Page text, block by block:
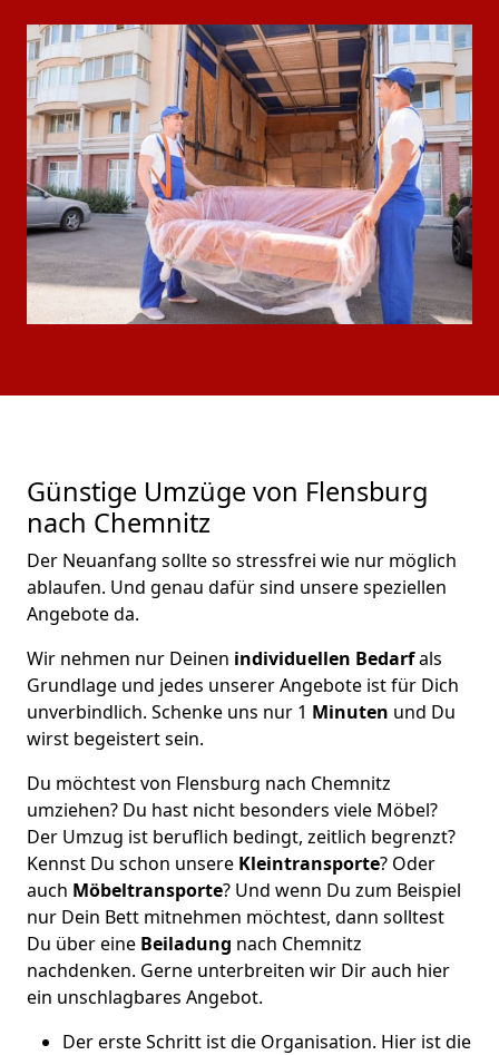
Günstige Umzüge von Flensburg
nach Chemnitz
Der Neuanfang sollte so stressfrei wie nur möglich
ablaufen. Und genau dafür sind unsere speziellen
Angebote da.
Wir nehmen nur Deinen individuellen Bedarfals
Grundlage und jedes unserer Angebote ist für Dich
unverbindlich. Schenke uns nur 1 Minuten und Du
wirst begeistert sein.
Du möchtest von Flensburg nach Chemnitz
umziehen? Du hast nicht besonders viele Möbel?
Der Umzug ist beruflich bedingt, zeitlich begrenzt?
Kennst Du schon unsere Kleintransporte? Oder
auch Möbeltransporte? Und wenn Du zum Beispiel
nur Dein Bett mitnehmen möchtest, dann solltest
Du über eine Beiladung nach Chemnitz
nachdenken. Gerne unterbreiten wir Dir auch hier
ein unschlagbares Angebot.
Der erste Schritt ist die Organisation. Hier ist die